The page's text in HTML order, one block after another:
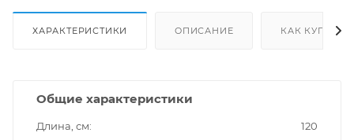
ХАРАКТЕРИСТИКИ ОПИСАНИЕ КАК КУПИТЬ
Общие характеристики
Длина, см
120